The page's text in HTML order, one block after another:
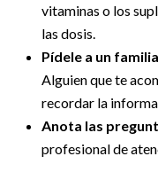
vitaminas o los
las dosis.
Pídele a un
Alguien que te
recordar la
Anota las
profesional de